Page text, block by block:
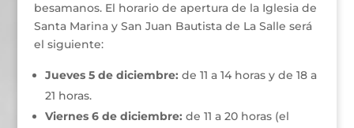
besamanos. El horario de apertura de la Iglesia de
Santa Marina y San Juan Bautista de La Salle será
el siguiente:
Jueves 5 de diciembre: de 11 a 14 horas y de 18 a
21 horas.
Viernes 6 de diciembre: de 11 a 20 horas (el